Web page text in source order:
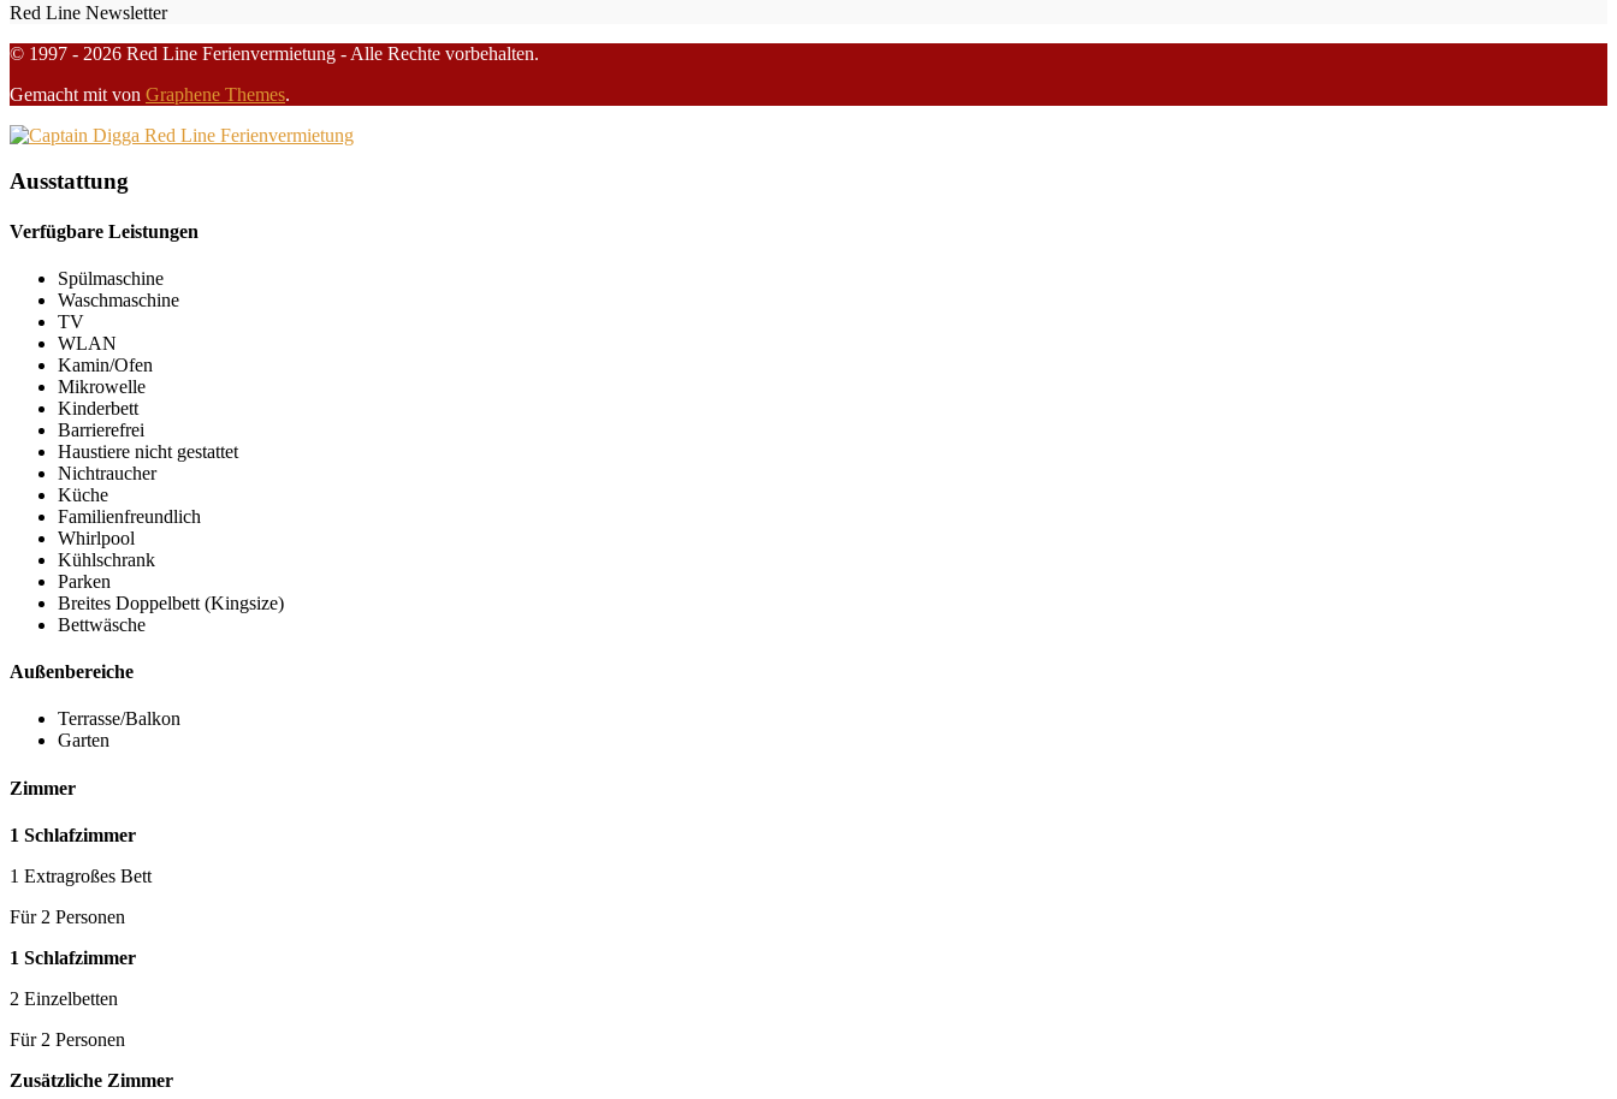
Red Line Newsletter
© 1997 - 2026 Red Line Ferienvermietung - Alle Rechte vorbehalten.
Gemacht mit von Graphene Themes.
Ausstattung
Verfügbare Leistungen
Spülmaschine
Waschmaschine
TV
WLAN
Kamin/Ofen
Mikrowelle
Kinderbett
Barrierefrei
Haustiere nicht gestattet
Nichtraucher
Küche
Familienfreundlich
Whirlpool
Kühlschrank
Parken
Breites Doppelbett (Kingsize)
Bettwäsche
Außenbereiche
Terrasse/Balkon
Garten
Zimmer
1 Schlafzimmer
1 Extragroßes Bett
Für 2 Personen
1 Schlafzimmer
2 Einzelbetten
Für 2 Personen
Zusätzliche Zimmer